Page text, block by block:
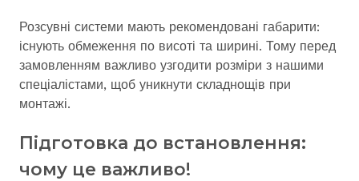
Розсувні системи мають рекомендовані габарити:
існують обмеження по висоті та ширині. Тому перед
замовленням важливо узгодити розміри з нашими
спеціалістами, щоб уникнути складнощів при
монтажі.
Підготовка до встановлення:
чому це важливо!